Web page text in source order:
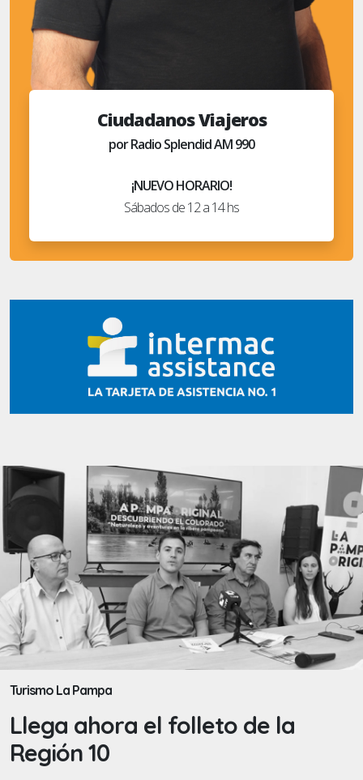
Ciudadanos Viajeros
por Radio Splendid AM 990
¡NUEVO HORARIO!
Sábados de 12 a 14 hs